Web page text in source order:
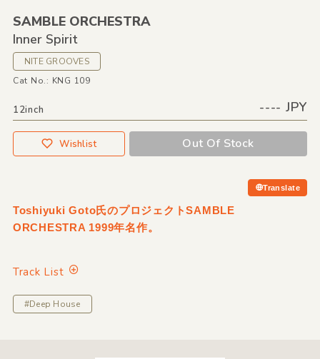
SAMBLE ORCHESTRA
Inner Spirit
NITE GROOVES
Cat No.: KNG 109
12inch ---- JPY
Wishlist Out Of Stock
Translate
Toshiyuki Goto氏のプロジェクトSAMBLE
ORCHESTRA 1999年名作。
Track List
#Deep House